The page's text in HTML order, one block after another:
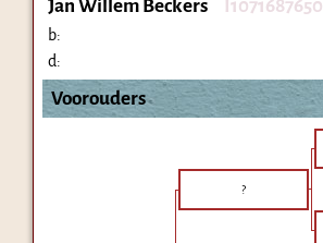
Jan Willem Beckers I1071687650
b:
d:
Voorouders
?